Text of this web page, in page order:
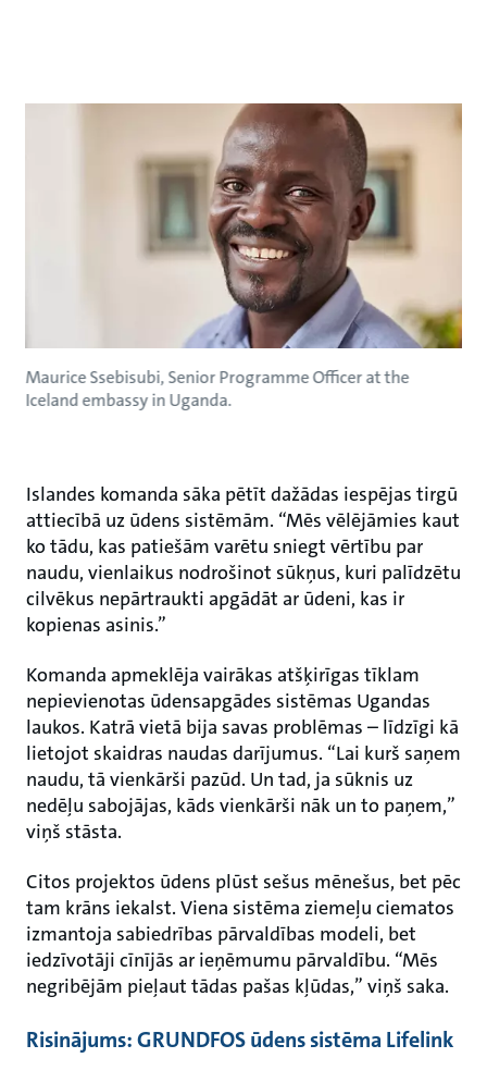
Maurice Ssebisubi, Senior Programme Officer at the
Iceland embassy in Uganda.
Islandes komanda sāka pētīt dažādas iespējas tirgū
attiecībā uz ūdens sistēmām. “Mēs vēlējāmies kaut
ko tādu, kas patiešām varētu sniegt vērtību par
naudu, vienlaikus nodrošinot sūkņus, kuri palīdzētu
cilvēkus nepārtraukti apgādāt ar ūdeni, kas ir
kopienas asinis.”
Komanda apmeklēja vairākas atšķirīgas tīklam
nepievienotas ūdensapgādes sistēmas Ugandas
laukos. Katrā vietā bija savas problēmas – līdzīgi kā
lietojot skaidras naudas darījumus. “Lai kurš saņem
naudu, tā vienkārši pazūd. Un tad, ja sūknis uz
nedēļu sabojājas, kāds vienkārši nāk un to paņem,”
viņš stāsta.
Citos projektos ūdens plūst sešus mēnešus, bet pēc
tam krāns iekalst. Viena sistēma ziemeļu ciematos
izmantoja sabiedrības pārvaldības modeli, bet
iedzīvotāji cīnījās ar ieņēmumu pārvaldību. “Mēs
negribējām pieļaut tādas pašas kļūdas,” viņš saka.
Risinājums: GRUNDFOS ūdens sistēma Lifelink